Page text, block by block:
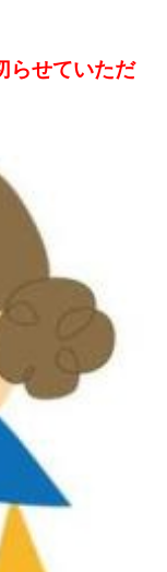
らせていただ